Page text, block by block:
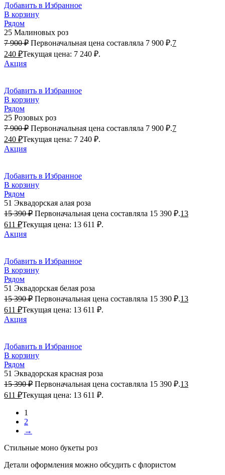
Добавить в Избранное
В корзину
Рядом
25 Малиновых роз
7 900₽ Первоначальная цена составляла 7 900 ₽.7
240 ₽Текущая цена: 7 240 ₽.
Акция
Добавить в Избранное
В корзину
Рядом
25 Розовых роз
7 900₽ Первоначальная цена составляла 7 900 ₽.7
240 ₽Текущая цена: 7 240 ₽.
Акция
Добавить в Избранное
В корзину
Рядом
51 Эквадорская алая роза
15 390₽ Первоначальная цена составляла 15 390 ₽.13
611 ₽Текущая цена: 13 611 ₽.
Акция
Добавить в Избранное
В корзину
Рядом
51 Эквадорская белая роза
15 390₽ Первоначальная цена составляла 15 390 ₽.13
611 ₽Текущая цена: 13 611 ₽.
Акция
Добавить в Избранное
В корзину
Рядом
51 Эквадорская красная роза
15 390₽ Первоначальная цена составляла 15 390 ₽.13
611 ₽Текущая цена: 13 611 ₽.
1
2
→
Стильные моно букеты роз
Детали оформления можно обсудить с флористом